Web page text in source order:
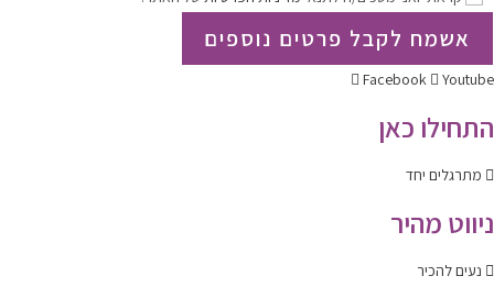
אשמח לקבל פרטים נוספים
Facebook Youtube
התחילו כאן
מתרגלים יחד
ניווט מהיר
נעים להכיר